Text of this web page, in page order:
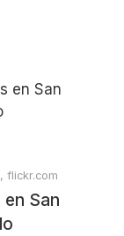
flickr.com
en San